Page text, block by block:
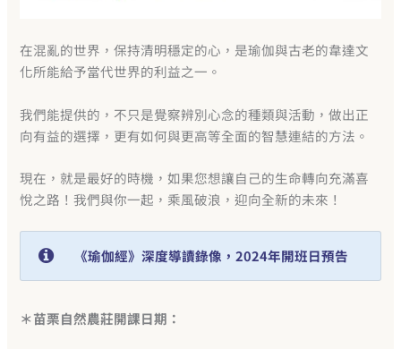
在混亂的世界，保持清明穩定的心，是瑜伽與古老的韋達文
化所能給予當代世界的利益之一。
我們能提供的，不只是覺察辨別心念的種類與活動，做出正
向有益的選擇，更有如何與更高等全面的智慧連結的方法。
現在，就是最好的時機，如果您想讓自己的生命轉向充滿喜
悅之路！我們與你一起，乘風破浪，迎向全新的未來！
《瑜伽經》深度導讀錄像，2024年開班日預告
＊苗栗自然農莊開課日期：